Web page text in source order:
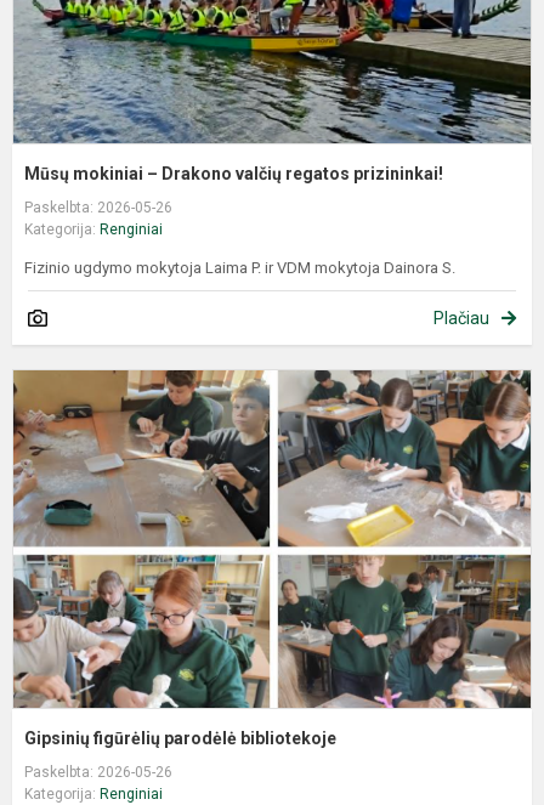
Mūsų mokiniai – Drakono valčių regatos prizininkai!
Paskelbta: 2026-05-26
Kategorija: Renginiai
Fizinio ugdymo mokytoja Laima P. ir VDM mokytoja Dainora S.
Plačiau
Gipsinių figūrėlių parodėlė bibliotekoje
Paskelbta: 2026-05-26
Kategorija: Renginiai